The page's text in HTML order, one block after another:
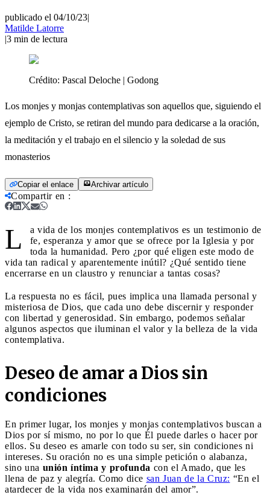
publicado el 04/10/23|
Matilde Latorre
|3 min de lectura
Crédito: Pascal Deloche | Godong
Los monjes y monjas contemplativas son aquellos que, siguiendo el
ejemplo de Cristo, se retiran del mundo para dedicarse a la oración,
la meditación y el trabajo en el silencio y la soledad de sus
monasterios
Copiar el enlace Archivar artículo
Compartir en :
L
a vida de los monjes contemplativos es un testimonio de
fe, esperanza y amor que se ofrece por la Iglesia y por
toda la humanidad. Pero ¿por qué eligen este modo de
vida tan radical y aparentemente inútil? ¿Qué sentido tiene
encerrarse en un claustro y renunciar a tantas cosas?
La respuesta no es fácil, pues implica una llamada personal y
misteriosa de Dios, que cada uno debe discernir y responder
con libertad y generosidad. Sin embargo, podemos señalar
algunos aspectos que iluminan el valor y la belleza de la vida
contemplativa.
Deseo de amar a Dios sin
condiciones
En primer lugar, los monjes y monjas contemplativos buscan a
Dios por sí mismo, no por lo que Él puede darles o hacer por
ellos. Su deseo es amarle con todo su ser, sin condiciones ni
intereses. Su oración no es una simple petición o alabanza,
sino una unión íntima y profunda con el Amado, que les
llena de paz y alegría. Como dice san Juan de la Cruz: “En el
atardecer de la vida nos examinarán del amor”.